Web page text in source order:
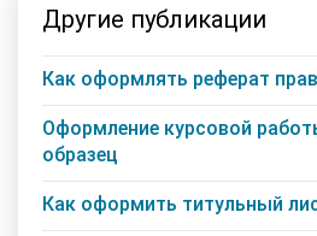
Другие публикации
Как оформлять реферат
Оформление курсовой
образец
Как оформить титульный